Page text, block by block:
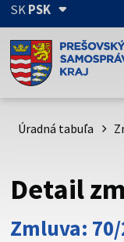
SKPSK
Doména psk.sk je
Toto je oficiálna
psk.sk.
Buďte pozorní a
cez zabezpečenú
vždy začína https://
Úradná tabuľa
Detail
Zmluva: 70/